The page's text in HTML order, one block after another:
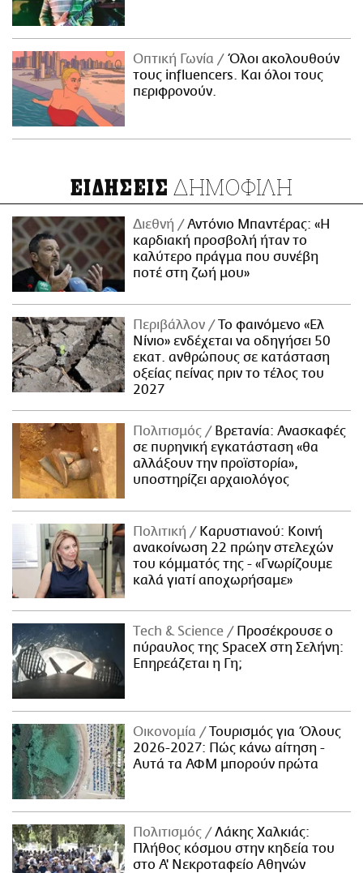
Οπτική Γωνία
Όλοι ακολουθούν
τους influencers. Και όλοι τους
περιφρονούν.
ΕΙΔΗΣΕΙΣ ΔΗΜΟΦΙΛΗ
Διεθνή
Αντόνιο Μπαντέρας: «Η
καρδιακή προσβολή ήταν το
καλύτερο πράγμα που συνέβη
ποτέ στη ζωή μου»
Περιβάλλον
Το φαινόμενο «Ελ
Νίνιο» ενδέχεται να οδηγήσει 50
εκατ. ανθρώπους σε κατάσταση
οξείας πείνας πριν το τέλος του
2027
Πολιτισμός
Βρετανία: Ανασκαφές
σε πυρηνική εγκατάσταση «θα
αλλάξουν την προϊστορία»,
υποστηρίζει αρχαιολόγος
Πολιτική
Καρυστιανού: Κοινή
ανακοίνωση 22 πρώην στελεχών
του κόμματός της - «Γνωρίζουμε
καλά γιατί αποχωρήσαμε»
Τech & Science
Προσέκρουσε ο
πύραυλος της SpaceX στη Σελήνη:
Επηρεάζεται η Γη;
Οικονομία
Τουρισμός για Όλους
2026-2027: Πώς κάνω αίτηση -
Αυτά τα ΑΦΜ μπορούν πρώτα
Πολιτισμός
Λάκης Χαλκιάς:
Πλήθος κόσμου στην κηδεία του
στο Α' Νεκροταφείο Αθηνών